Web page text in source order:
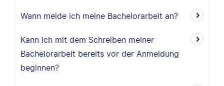
Wann melde ich meine Bachelorarbeit an?
Kann ich mit dem Schreiben meiner
Bachelorarbeit bereits vor der Anmeldung
beginnen?